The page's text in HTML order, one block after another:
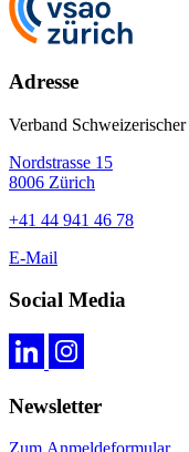
Adresse
Verband
Nordstrasse 15
8006 Zürich
+41 44 941 46 78
E-Mail
Social Media
Newsletter